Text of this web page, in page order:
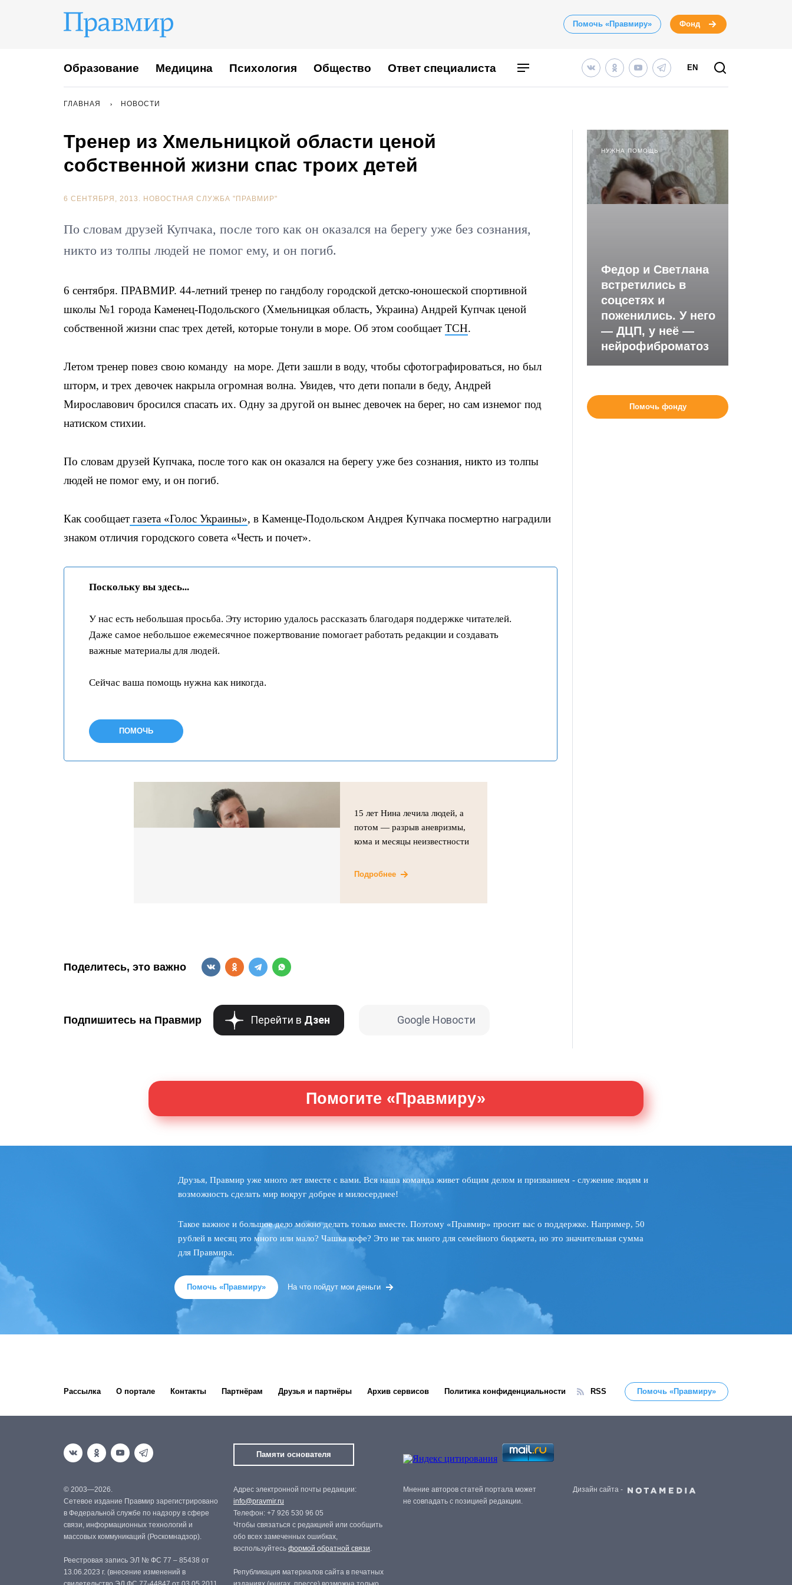
Помочь «Правмиру» Фонд
Образование Медицина Психология Общество Ответ специалиста EN
ГЛАВНАЯ НОВОСТИ
Тренер из Хмельницкой области ценой
собственной жизни спас троих детей
6 СЕНТЯБРЯ, 2013. НОВОСТНАЯ СЛУЖБА "ПРАВМИР"
По словам друзей Купчака, после того как он оказался на берегу уже без сознания,
никто из толпы людей не помог ему, и он погиб.
6 сентября. ПРАВМИР. 44-летний тренер по гандболу городской детско-юношеской спортивной
школы №1 города Каменец-Подольского (Хмельницкая область, Украина) Андрей Купчак ценой
собственной жизни спас трех детей, которые тонули в море. Об этом сообщает ТСН.
Летом тренер повез свою команду на море. Дети зашли в воду, чтобы сфотографироваться, но был
шторм, и трех девочек накрыла огромная волна. Увидев, что дети попали в беду, Андрей
Мирославович бросился спасать их. Одну за другой он вынес девочек на берег, но сам изнемог под
натиском стихии.
По словам друзей Купчака, после того как он оказался на берегу уже без сознания, никто из толпы
людей не помог ему, и он погиб.
Как сообщает газета «Голос Украины», в Каменце-Подольском Андрея Купчака посмертно наградили
знаком отличия городского совета «Честь и почет».
Поскольку вы здесь...
У нас есть небольшая просьба. Эту историю удалось рассказать благодаря поддержке читателей.
Даже самое небольшое ежемесячное пожертвование помогает работать редакции и создавать
важные материалы для людей.
Сейчас ваша помощь нужна как никогда.
ПОМОЧЬ
15 лет Нина лечила людей, а
потом — разрыв аневризмы,
кома и месяцы неизвестности
Подробнее
Поделитесь, это важно
Подпишитесь на Правмир Перейти в Дзен Google Новости
НУЖНА ПОМОЩЬ
Федор и Светлана
встретились в
соцсетях и
поженились. У него
— ДЦП, у неё —
нейрофиброматоз
Помочь фонду
Помогите «Правмиру»
Друзья, Правмир уже много лет вместе с вами. Вся наша команда живет общим делом и призванием - служение людям и
возможность сделать мир вокруг добрее и милосерднее!
Такое важное и большое дело можно делать только вместе. Поэтому «Правмир» просит вас о поддержке. Например, 50
рублей в месяц это много или мало? Чашка кофе? Это не так много для семейного бюджета, но это значительная сумма
для Правмира.
Помочь «Правмиру» На что пойдут мои деньги
Рассылка О портале Контакты Партнёрам Друзья и партнёры Архив сервисов Политика конфиденциальности RSS Помочь «Правмиру»
Памяти основателя
© 2003—2026.
Сетевое издание Правмир зарегистрировано
в Федеральной службе по надзору в сфере
связи, информационных технологий и
массовых коммуникаций (Роскомнадзор).
Реестровая запись ЭЛ № ФС 77 – 85438 от
13.06.2023 г. (внесение изменений в
Адрес электронной почты редакции:
info@pravmir.ru
Телефон: +7 926 530 96 05
Чтобы связаться с редакцией или сообщить
обо всех замеченных ошибках,
воспользуйтесь формой обратной связи.
Републикация материалов сайта в печатных
Мнение авторов статей портала может
не совпадать с позицией редакции.
Дизайн сайта -